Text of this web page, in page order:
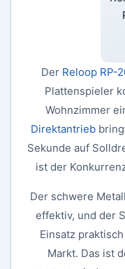
Der Reloop RP-
Plattenspieler
Wohnzimmer
Direktantrieb
Sekunde auf
ist der
Der schwere
effektiv, und der
Einsatz
Markt. Das ist